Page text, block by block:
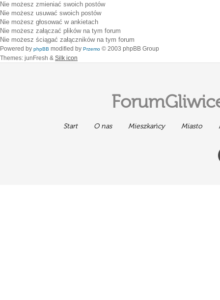
Nie możesz zmieniać swoich postów
Nie możesz usuwać swoich postów
Nie możesz głosować w ankietach
Nie możesz załączać plików na tym forum
Nie możesz ściągać załączników na tym forum
Powered by phpBB modified by Przemo © 2003 phpBB Group
Themes: junFresh & Silk icon
Start O nas Mieszkańcy Miasto